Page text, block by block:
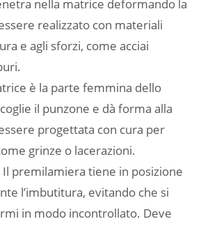
nella matrice deformando la
realizzato con materiali
e agli sforzi, come acciai
è la parte femmina dello
il punzone e dà forma alla
progettata con cura per
grinze o lacerazioni.
Il premilamiera tiene in posizione
l’imbutitura, evitando che si
in modo incontrollato. Deve